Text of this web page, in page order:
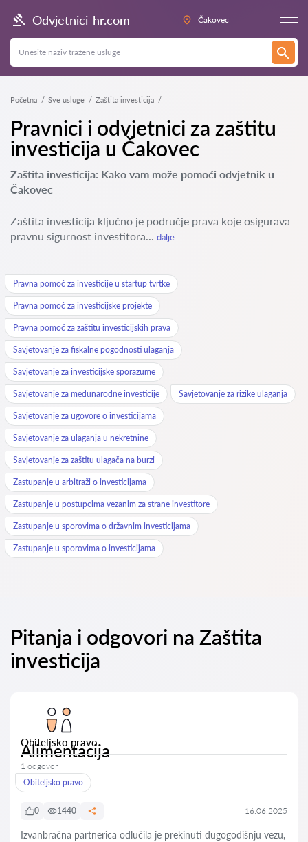
Odvjetnici-hr.com Čakovec
Početna Sve usluge Zaštita investicija
Pravnici i odvjetnici za zaštitu
investicija u Čakovec
Zaštita investicija: Kako vam može pomoći odvjetnik u
Čakovec
Zaštita investicija ključno je područje prava koje osigurava
pravnu sigurnost investitora... dalje
Pravna pomoć za investicije u startup tvrtke
Pravna pomoć za investicijske projekte
Pravna pomoć za zaštitu investicijskih prava
Savjetovanje za fiskalne pogodnosti ulaganja
Savjetovanje za investicijske sporazume
Savjetovanje za međunarodne investicije Savjetovanje za rizike ulaganja
Savjetovanje za ugovore o investicijama
Savjetovanje za ulaganja u nekretnine
Savjetovanje za zaštitu ulagača na burzi
Zastupanje u arbitraži o investicijama
Zastupanje u postupcima vezanim za strane investitore
Zastupanje u sporovima o državnim investicijama
Zastupanje u sporovima o investicijama
Pitanja i odgovori na Zaštita
investicija
Obiteljsko pravo
Alimentacija
1 odgovor
Obiteljsko pravo
0 1440 16.06.2025
Izvanbračna partnerica odlučila je prekinuti dugogodišnju vezu,